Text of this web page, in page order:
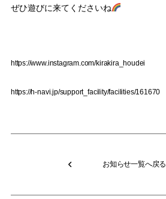
ぜひ遊びに来てくださいね
https://www.instagram.com/kirakira_houdei
https://h-navi.jp/support_facility/facilities/161670
お知らせ一覧へ戻る